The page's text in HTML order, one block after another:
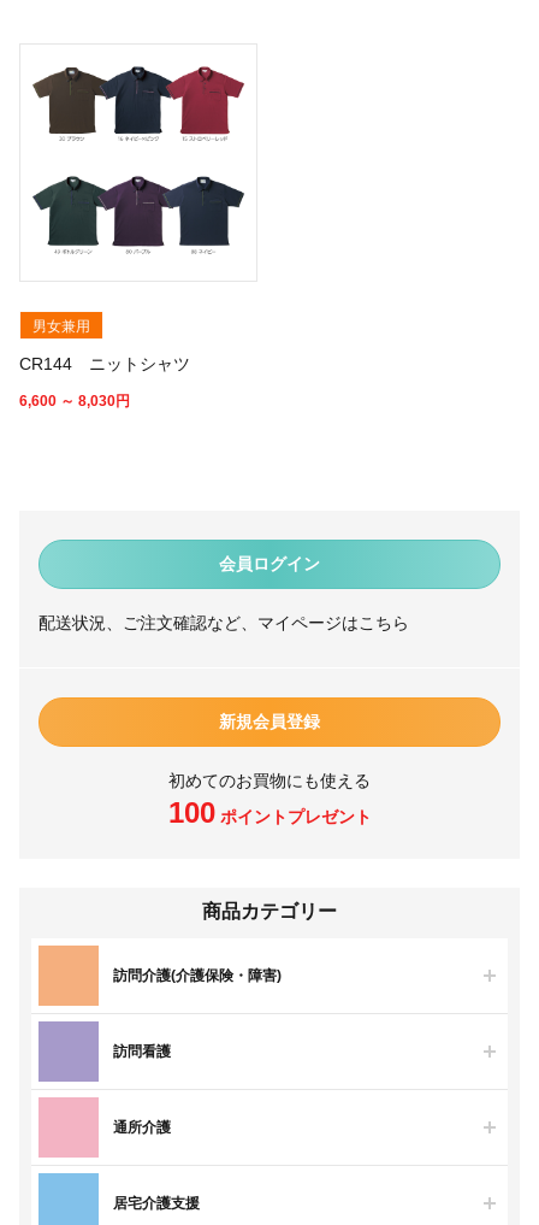
会員ログイン
配送状況、ご注文確認など、マイページはこちら
新規会員登録
初めてのお買物にも使える
100ポイントプレゼント
商品カテゴリー
訪問介護(介護保険・障害)
訪問看護
通所介護
居宅介護支援
男女兼用
CR144 ニットシャツ
6,600 ～ 8,030円